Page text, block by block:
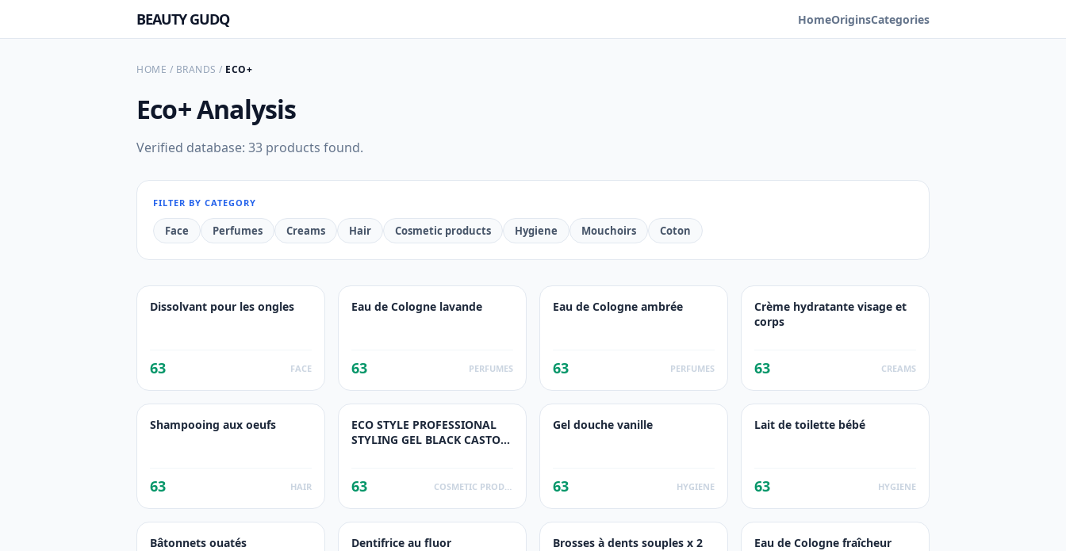
BEAUTY GUDQ HomeOriginsCategories
HOME / BRANDS / ECO+
Eco+Analysis
Verified database: 33 products found.
FILTER BY CATEGORY
Face Perfumes Creams Hair Cosmetic products Hygiene Mouchoirs Coton
Dissolvant pour les ongles
63 FACE
Eau de Cologne lavande
63 PERFUMES
Eau de Cologne ambrée
63 PERFUMES
Crème hydratante visage et
corps
63 CREAMS
Shampooing aux oeufs
63 HAIR
ECO STYLE PROFESSIONAL
STYLING GEL BLACK CASTOR
63
Gel douche vanille
63 HYGIENE
Lait de toilette bébé
63 HYGIENE
Bâtonnets ouatés Dentifrice au fluor Brosses à dents souples x 2 Eau de Cologne fraîcheur